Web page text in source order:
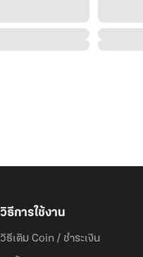
วิธีการใช้งาน
วิธีเติม Coin / ชำระเงิน